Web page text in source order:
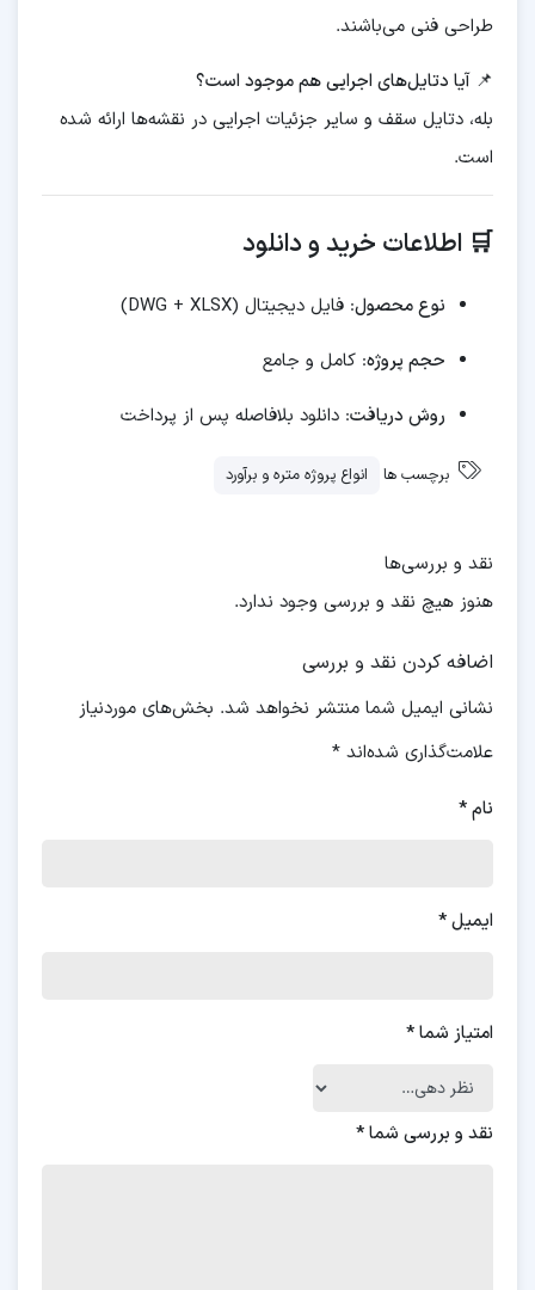
طراحی فنی می‌باشند.
📌 آیا دتایل‌های اجرایی هم موجود است؟
بله، دتایل سقف و سایر جزئیات اجرایی در نقشه‌ها ارائه شده
است.
🛒 اطلاعات خرید و دانلود
نوع محصول: فایل دیجیتال (DWG + XLSX)
حجم پروژه: کامل و جامع
روش دریافت: دانلود بلافاصله پس از پرداخت
برچسب ها انواع پروژه متره و برآورد
نقد و بررسی‌ها
هنوز هیچ نقد و بررسی وجود ندارد.
اضافه کردن نقد و بررسی
نشانی ایمیل شما منتشر نخواهد شد. بخش‌های موردنیاز
علامت‌گذاری شده‌اند *
نام*
ایمیل*
امتیاز شما*
نقد و بررسی شما*